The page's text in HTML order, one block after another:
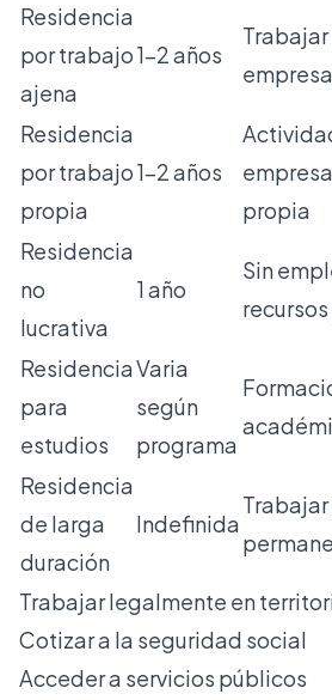
Residencia
por trabajo
ajena
1-2 años
empresa
Residencia
por trabajo
propia
1-2 años
propia
Residencia
no
lucrativa
1 año
Sin
Residencia
para
estudios
Varia
según
programa
Residencia
de larga
duración
Indefinida
Trabajar legalmente en
Cotizar a la seguridad social
Acceder a servicios públicos